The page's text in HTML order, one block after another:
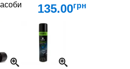
по догляду за взуттям
135.00грн